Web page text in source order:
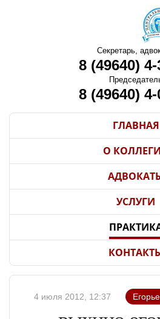
Секретарь,
8 (49640)
8 (49640)
ГЛАВНАЯ
О
УСЛУГИ
4 июля 2012, 12:37